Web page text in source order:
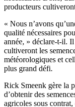
producteurs
« Nous n’avons
qualité nécessaires
année, » déclare-t-il.
cultiveront les
météorologiques et
plus grand défi.
Rick Smeenk gère la
d’obtenir des
agricoles sous